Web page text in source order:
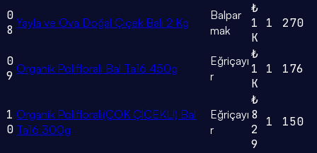
0
8 Yayla ve Ova Doğal Çiçek Balı 2 Kg
Balpar
mak
₺
1
K
1 270
0
9 Organik Polifloralı Bal Ta16 450g
Eğriçayı
r
₺
1
K
1 176
1
0
Organik Polifloralı(ÇOK ÇİÇEKLİ) Bal
Ta16 300g
Eğriçayı
r
₺
8
2
9
1 150